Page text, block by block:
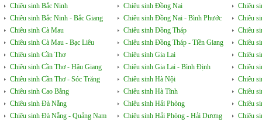
Chiêu sinh Bắc Ninh
Chiêu sinh Bắc Ninh - Bắc Giang
Chiêu sinh Cà Mau
Chiêu sinh Cà Mau - Bạc Liêu
Chiêu sinh Cần Thơ
Chiêu sinh Cần Thơ - Hậu Giang
Chiêu sinh Cần Thơ - Sóc Trăng
Chiêu sinh Cao Bằng
Chiêu sinh Đà Nẵng
Chiêu sinh Đà Nẵng - Quảng Nam
Chiêu sinh Đồng Nai
Chiêu sinh Đồng Nai - Bình Phước
Chiêu sinh Đồng Tháp
Chiêu sinh Đồng Tháp - Tiền Giang
Chiêu sinh Gia Lai
Chiêu sinh Gia Lai - Bình Định
Chiêu sinh Hà Nội
Chiêu sinh Hà Tĩnh
Chiêu sinh Hải Phòng
Chiêu sinh Hải Phòng - Hải Dương
Chiêu
Chiêu
Chiêu
Chiêu
Chiêu
Chiêu
Chiêu
Chiêu
Chiêu
Chiêu